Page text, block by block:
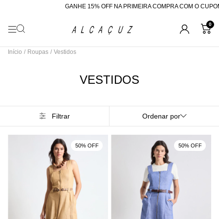
GANHE 15% OFF NA PRIMEIRA COMPRA COM O CUPOM "BEMVINDA"
0
Início / Roupas / Vestidos
VESTIDOS
Filtrar Ordenar por
50% OFF 50% OFF